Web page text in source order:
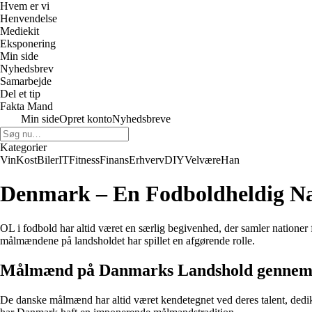
Hvem er vi
Henvendelse
Mediekit
Eksponering
Min side
Nyhedsbrev
Samarbejde
Del et tip
Fakta Mand
Min sideOpret kontoNyhedsbreve
Kategorier
VinKostBilerITFitnessFinansErhvervDIYVelværeHan
Denmark – En Fodboldheldig
OL i fodbold har altid været en særlig begivenhed, der samler
målmændene på landsholdet har spillet en afgørende rolle.
Målmænd på Danmarks Landshold
De danske målmænd har altid været kendetegnet ved deres talent,